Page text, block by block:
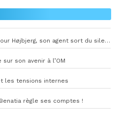
Newcastle avance ses pions pour Højbjerg, son agent sort du silence
son avenir à l’OM
les tensions internes
règle ses comptes !